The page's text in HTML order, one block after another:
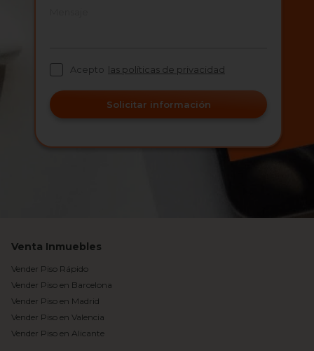
Acepto las políticas de privacidad
Solicitar información
Venta Inmuebles
Vender Piso Rápido
Vender Piso en Barcelona
Vender Piso en Madrid
Vender Piso en Valencia
Vender Piso en Alicante